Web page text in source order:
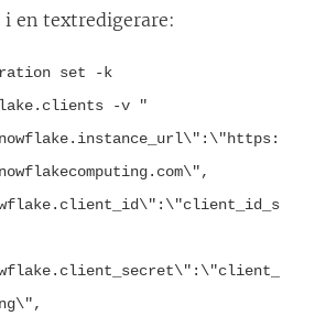
en textredigerare:
set -k
-v "